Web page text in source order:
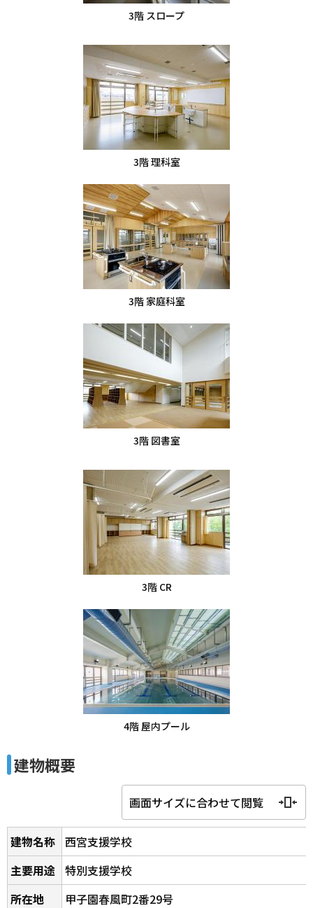
3階 スロープ
3階 理科室
3階 家庭科室
3階 図書室
3階 CR
4階 屋内プール
建物概要
画面サイズに合わせて閲覧
建物名称 西宮支援学校
主要用途 特別支援学校
所在地
甲子園春風町2番29号